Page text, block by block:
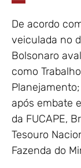
De acordo
veiculada no
Bolsonaro
como
após embate
da FUCAPE,
Tesouro
Fazenda do